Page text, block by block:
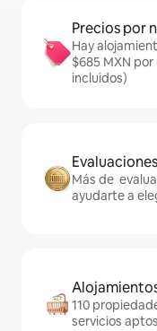
Precios por
Hay
$685 MXN
incluidos)
Más de
ayudarte a
110
servicios